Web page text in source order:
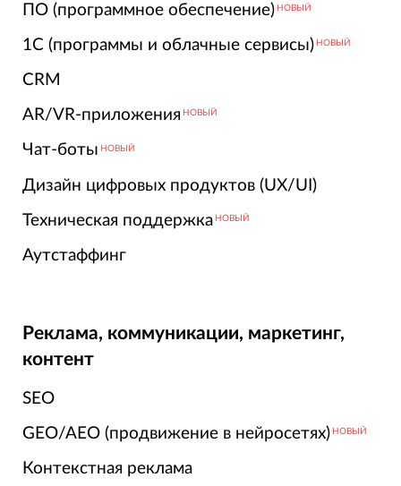
ПО (программное обеспечение) НОВЫЙ
1С (программы и облачные сервисы) НОВЫЙ
CRM
AR/VR-приложения НОВЫЙ
Чат-боты НОВЫЙ
Дизайн цифровых продуктов (UX/UI)
Техническая поддержка НОВЫЙ
Аутстаффинг
Реклама, коммуникации, маркетинг,
контент
SEO
GEO/AEO (продвижение в нейросетях) НОВЫЙ
Контекстная реклама